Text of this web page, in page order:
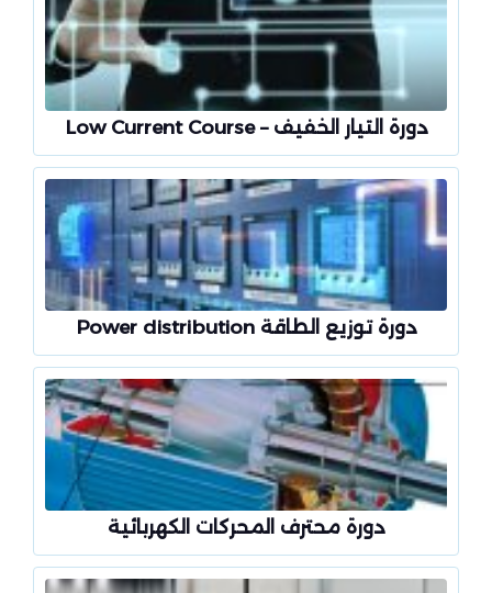
دورة التيار الخفيف – Low Current Course
دورة توزيع الطاقة Power distribution
دورة محترف المحركات الكهربائية